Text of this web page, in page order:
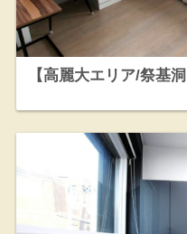
【高麗大エリア/祭基